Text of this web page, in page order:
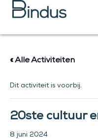
naar
« Alle Activiteiten
Dit activiteit is voorbij.
20ste cultuur
8 juni 2024